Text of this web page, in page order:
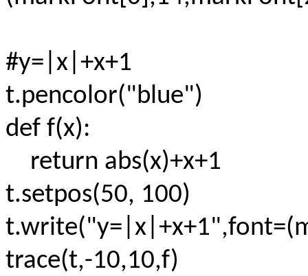
#y=|x|+x+1
t.pencolor("blue")
def f(x):
return abs(x)+x+1
t.setpos(50, 100)
trace(t,-10,10,f)